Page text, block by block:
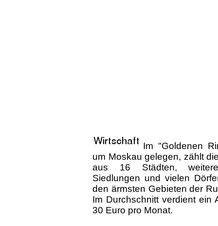
Im "Goldenen
um Moskau gelegen, zählt
aus 16 Städten,
Siedlungen und vielen
den ärmsten Gebieten der
Im Durchschnitt verdient ein
30 Euro pro Monat.